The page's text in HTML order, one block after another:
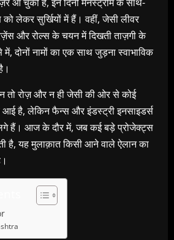
लेकर सुर्खियों में हैं। वहीं, जेसी लीवर
और रोल्स के चयन में दिखती ताज़गी के
दोनों नामों का एक साथ जुड़ना स्वाभाविक
न तो रोज़ और न ही जेसी की ओर से कोई
आई है, लेकिन फैन्स और इंडस्ट्री इनसाइडर्स
हैं। आज के दौर में, जब कई बड़े प्रोजेक्ट्स
है, यह मुलाक़ात किसी आने वाले ऐलान का